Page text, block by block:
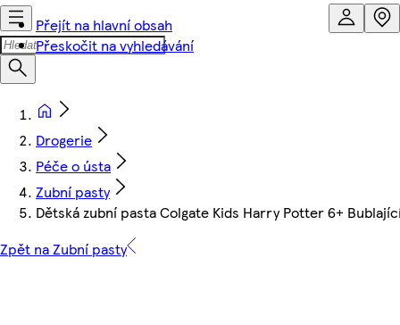
Přejít na hlavní obsah
Přeskočit na vyhledávání
Drogerie
Péče o ústa
Zubní pasty
Dětská zubní pasta Colgate Kids Harry Potter 6+
Zpět na Zubní pasty